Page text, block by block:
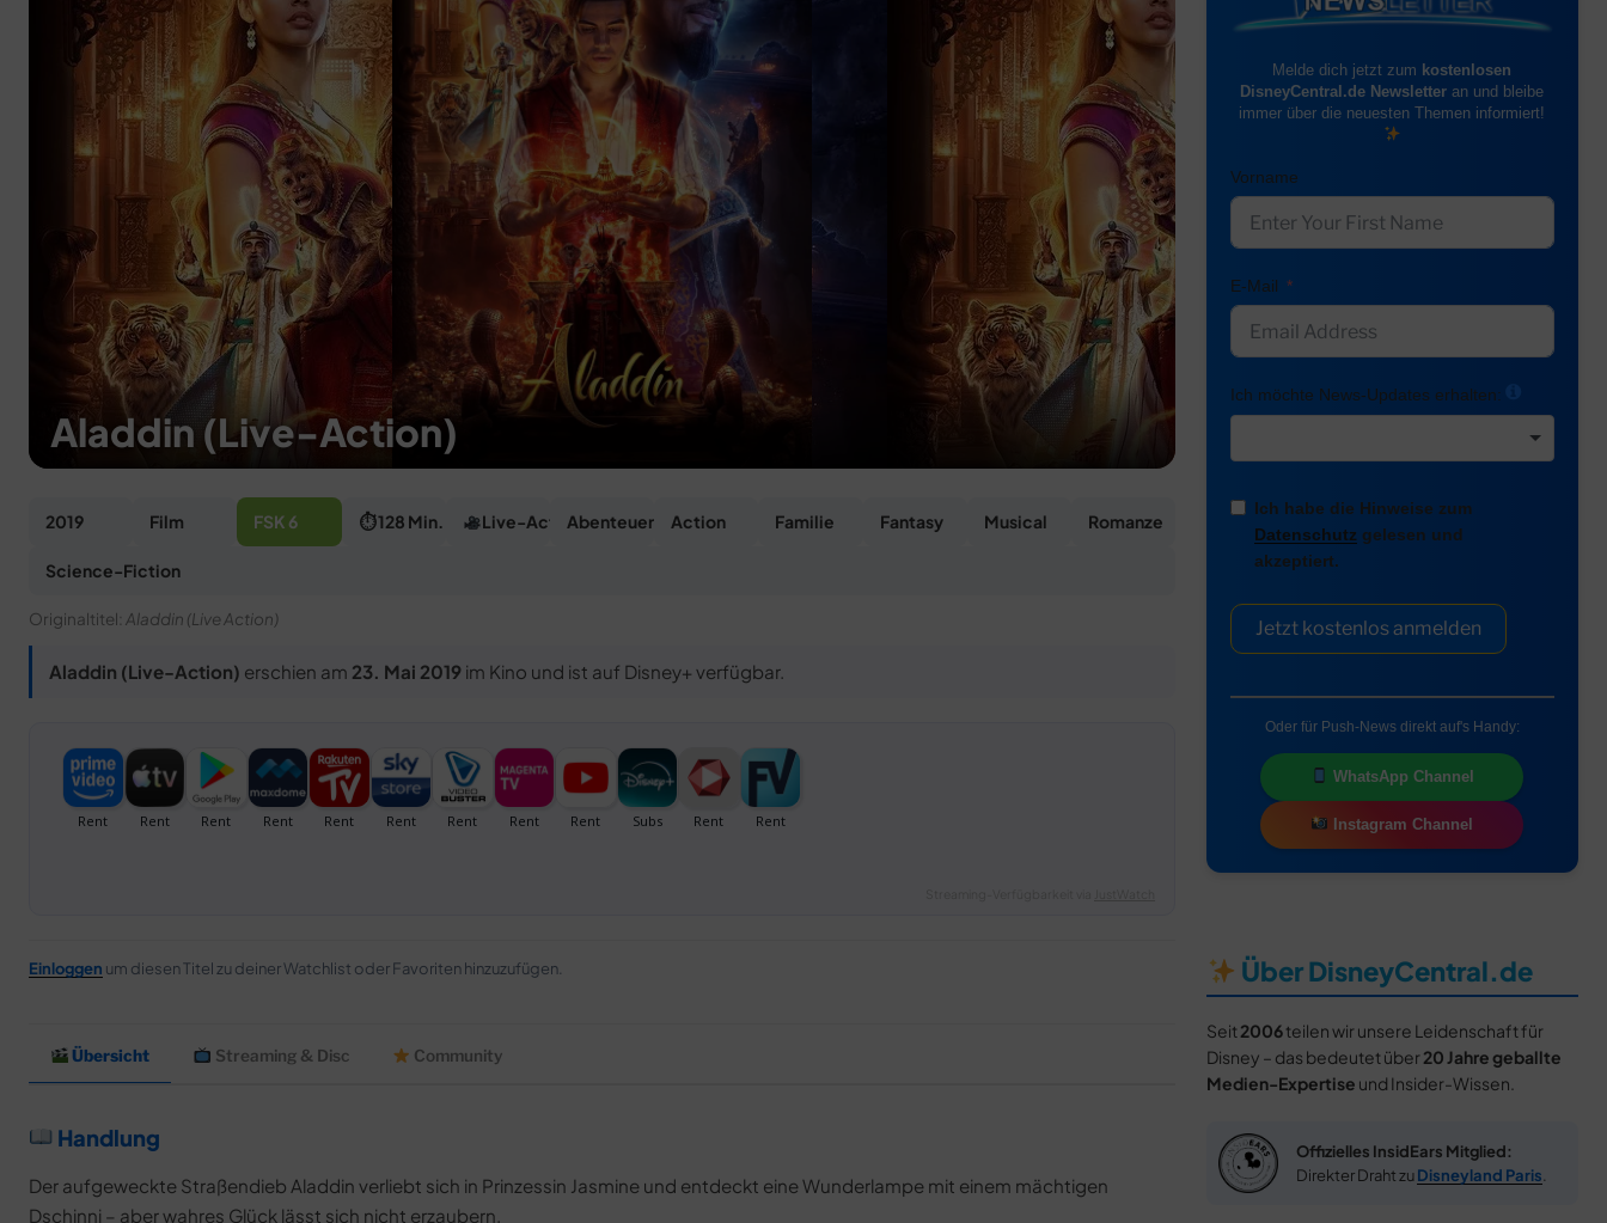
Aladdin (Live-Action)
2019 Film FSK 6 ⏱ 128 Min. Live-ActionAbenteuer Action Familie Fantasy Musical Romanze
Science-Fiction
Originaltitel: Aladdin (Live Action)
Aladdin (Live-Action) erschien am 23. Mai 2019 im Kino und ist auf Disney+ verfügbar.
Einloggen um diesen Titel zu deiner Watchlist oder Favoriten hinzuzufügen.
Übersicht Streaming & Disc Community
Handlung
Der aufgeweckte Straßendieb Aladdin verliebt sich in Prinzessin Jasmine und entdeckt eine Wunderlampe mit einem mächtigen
Dschinni – aber wahres Glück lässt sich nicht erzaubern.
Melde dich jetzt zum kostenlosen
DisneyCentral.de Newsletter an und bleibe
immer über die neuesten Themen informiert!
Vorname
E-Mail
Ich möchte News-Updates erhalten:
Ich habe die Hinweise zum
Datenschutz gelesen und
akzeptiert.
Jetzt kostenlos anmelden
Oder für Push-News direkt auf's Handy:
WhatsApp Channel
Instagram Channel
Über DisneyCentral.de
Seit 2006teilen wir unsere Leidenschaft für
Disney – das bedeutet über 20 Jahre geballte
Medien-Expertise und Insider-Wissen.
Offizielles InsidEars Mitglied:
Direkter Draht zuDisneyland Paris